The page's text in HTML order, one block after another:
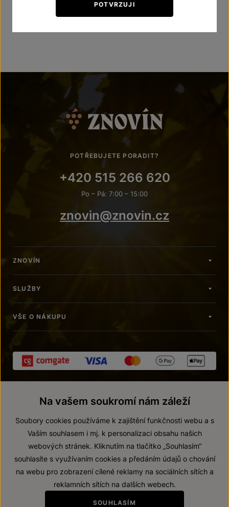
ZPĚT NA AKTUALITY
POTŘEBUJETE PORADIT?
+420 515 266 620
Po – Pá: 7:00 – 15:00
znovin@znovin.cz
ZNOVÍN
SLUŽBY
VŠE O NÁKUPU
© 2026 ZNOVÍN ZNOJMO, a. s.
Prohlášení o přístupnosti
POTVRZUJI
Na vašem soukromí nám záleží
Soubory cookies používáme k zajištění funkčnosti webu a s
Vaším souhlasem i mj. k personalizaci obsahu našich
webových stránek. Kliknutím na tlačítko „Souhlasím“
souhlasíte s využívaním cookies a předáním údajů o chování
na webu pro zobrazení cílené reklamy na sociálních sítích a
reklamních sítích na dalších webech.
SOUHLASÍM